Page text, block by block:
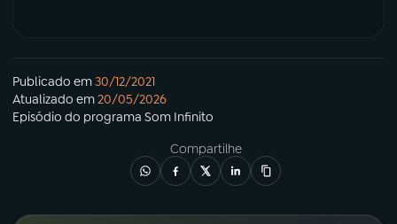
Publicado em30/12/2021
Atualizado em20/05/2026
Episódio do programa Som Infinito
Compartilhe